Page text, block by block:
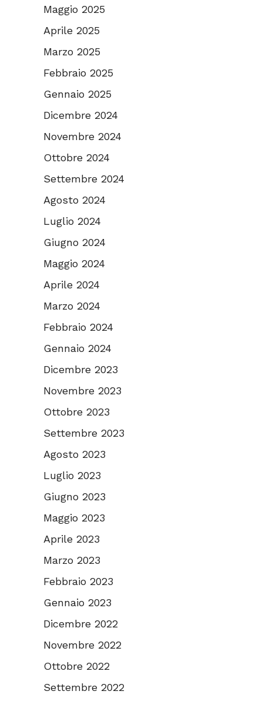
Maggio 2025
Aprile 2025
Marzo 2025
Febbraio 2025
Gennaio 2025
Dicembre 2024
Novembre 2024
Ottobre 2024
Settembre 2024
Agosto 2024
Luglio 2024
Giugno 2024
Maggio 2024
Aprile 2024
Marzo 2024
Febbraio 2024
Gennaio 2024
Dicembre 2023
Novembre 2023
Ottobre 2023
Settembre 2023
Agosto 2023
Luglio 2023
Giugno 2023
Maggio 2023
Aprile 2023
Marzo 2023
Febbraio 2023
Gennaio 2023
Dicembre 2022
Novembre 2022
Ottobre 2022
Settembre 2022